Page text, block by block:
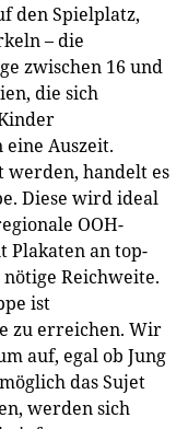
den Spielplatz,
– die
zwischen 16 und
die sich
Auszeit.
werden, handelt es
Diese wird ideal
OOH-
Plakaten an top-
Reichweite.
ist
zu erreichen. Wir
auf, egal ob Jung
das Sujet
werden sich